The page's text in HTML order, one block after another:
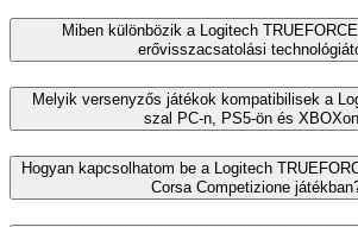
Miben különbözik a Logitech
erővisszacsatolási
Melyik versenyzős játékok kompatibilisek a
szal PC-n, PS5-ön és
Hogyan kapcsolhatom be a Logitech
Corsa Competizione